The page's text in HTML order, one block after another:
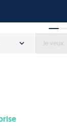
Je veux